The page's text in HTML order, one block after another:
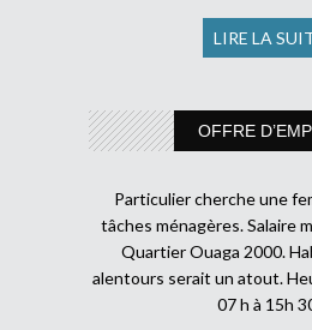
LIRE LA
OFFRE
Particulier cherche une
tâches ménagères. Salaire
Quartier Ouaga 2000.
alentours serait un atout.
07 h à 15h